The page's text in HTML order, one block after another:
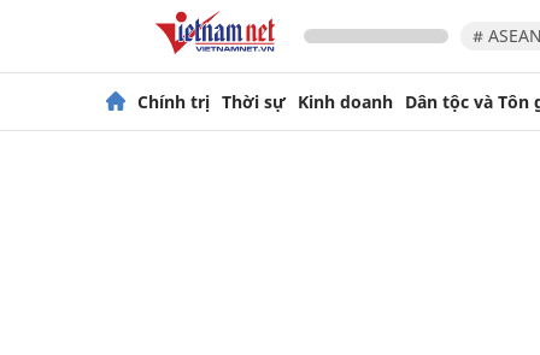
#
Chính trị Thời sự Kinh doanh Dân tộc và Tôn